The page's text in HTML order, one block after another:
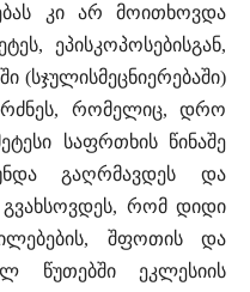
კი არ მოითხოვდა
ეპისკოპოსებისგან,
(სჯულისმეცნიერებაში)
რომელიც, დრო
საფრთხის წინაშე
გაღრმავდეს და
რომ დიდი
შფოთის და
წუთებში ეკლესიის